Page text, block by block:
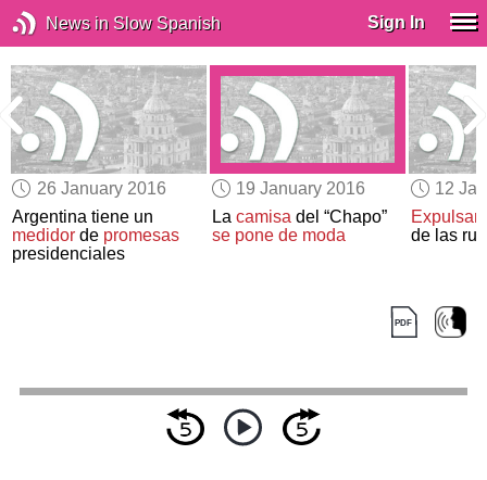
News in Slow Spanish Sign In
26 January 2016
Argentina tiene un
medidor de promesas
presidenciales
19 January 2016
La camisadel “Chapo”
se pone de moda
12
de las